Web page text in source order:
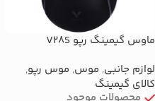
ماوس گیمینگ رپو V28S
لوازم جانبی, موس, موس رپو,
کالای گیمینگ
محصولات موجود